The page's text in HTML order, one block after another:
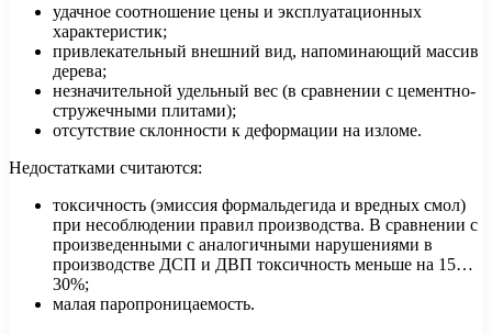
удачное соотношение цены и эксплуатационных
характеристик;
привлекательный внешний вид, напоминающий массив
дерева;
незначительной удельный вес (в сравнении с цементно-
стружечными плитами);
отсутствие склонности к деформации на изломе.
Недостатками считаются:
токсичность (эмиссия формальдегида и вредных смол)
при несоблюдении правил производства. В сравнении с
произведенными с аналогичными нарушениями в
производстве ДСП и ДВП токсичность меньше на 15…
30%;
малая паропроницаемость.